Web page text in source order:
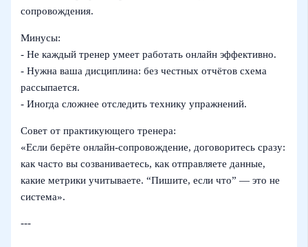
сопровождения.
Минусы:
- Не каждый тренер умеет работать онлайн эффективно.
- Нужна ваша дисциплина: без честных отчётов схема
рассыпается.
- Иногда сложнее отследить технику упражнений.
Совет от практикующего тренера:
«Если берёте онлайн-сопровождение, договоритесь сразу:
как часто вы созваниваетесь, как отправляете данные,
какие метрики учитываете. “Пишите, если что” — это не
система».
---